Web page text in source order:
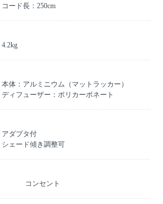
コード長：250cm
4.2kg
本体：アルミニウム（マットラッカー）
ディフューザー：ポリカーボネート
アダプタ付
シェード傾き調整可
コンセント